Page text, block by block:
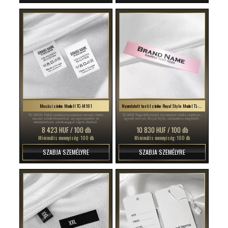
Mosási címke Modell TC-M181
TC-M181 Fehér szaténra nyomtatott mosási címke
mosási szimbólumokkal, anyagösszetétel- és
méretjelzéssel, ultrahanggal vágott élekkel.
8 423 HUF / 100 db
Minimális mennyiség: 100 db
SZABJA SZEMÉLYRE
Nyomtatott textil címke Royal Style Model TL-M58
TL-M58 Nagyfelbontású nyomtatott címke szaténon,
egyedi névvel, Royal Style, ruházathoz megfelelő.
10 830 HUF / 100 db
Minimális mennyiség: 100 db
SZABJA SZEMÉLYRE